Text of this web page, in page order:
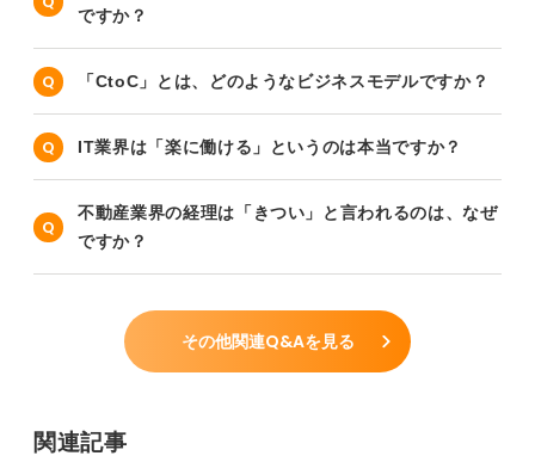
ですか？
「CtoC」とは、どのようなビジネスモデルですか？
IT業界は「楽に働ける」というのは本当ですか？
不動産業界の経理は「きつい」と言われるのは、なぜ
ですか？
その他関連Q&Aを見る
関連記事